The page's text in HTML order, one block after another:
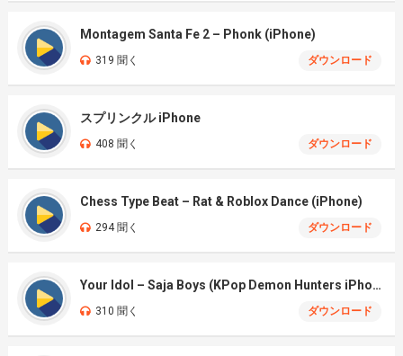
Montagem Santa Fe 2 – Phonk (iPhone)
319 聞く ダウンロード
スプリンクル iPhone
408 聞く ダウンロード
Chess Type Beat – Rat & Roblox Dance (iPhone)
294 聞く ダウンロード
Your Idol – Saja Boys (KPop Demon Hunters iPhone)
310 聞く ダウンロード